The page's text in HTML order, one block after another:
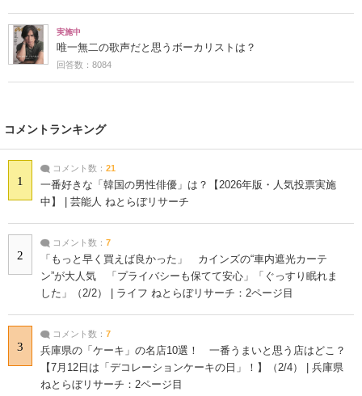
実施中
唯一無二の歌声だと思うボーカリストは？
回答数：8084
コメントランキング
1
コメント数： 21
一番好きな「韓国の男性俳優」は？【2026年版・人気投票実施
中】 | 芸能人 ねとらぼリサーチ
2
コメント数： 7
「もっと早く買えば良かった」 カインズの“車内遮光カーテ
ン”が大人気 「プライバシーも保てて安心」「ぐっすり眠れま
した」（2/2） | ライフ ねとらぼリサーチ：2ページ目
3
コメント数： 7
兵庫県の「ケーキ」の名店10選！ 一番うまいと思う店はどこ？
【7月12日は「デコレーションケーキの日」！】（2/4） | 兵庫県
ねとらぼリサーチ：2ページ目